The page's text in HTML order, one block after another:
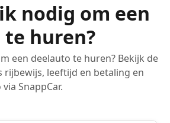
nodig om een
huren?
een deelauto te huren? Bekijk de
rijbewijs, leeftijd en betaling en
SnappCar.